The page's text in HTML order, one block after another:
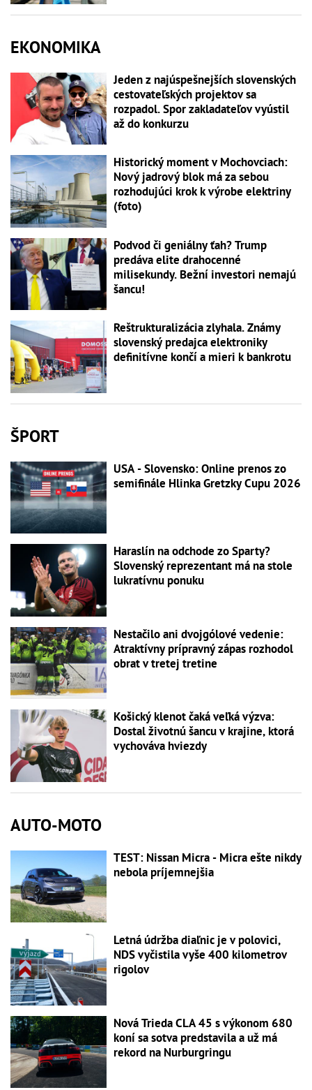
EKONOMIKA
Jeden z najúspešnejších slovenských
cestovateľských projektov sa
rozpadol. Spor zakladateľov vyústil
až do konkurzu
Historický moment v Mochovciach:
Nový jadrový blok má za sebou
rozhodujúci krok k výrobe elektriny
(foto)
Podvod či geniálny ťah? Trump
predáva elite drahocenné
milisekundy. Bežní investori nemajú
šancu!
Reštrukturalizácia zlyhala. Známy
slovenský predajca elektroniky
definitívne končí a mieri k bankrotu
ŠPORT
USA - Slovensko: Online prenos zo
semifinále Hlinka Gretzky Cupu 2026
Haraslín na odchode zo Sparty?
Slovenský reprezentant má na stole
lukratívnu ponuku
Nestačilo ani dvojgólové vedenie:
Atraktívny prípravný zápas rozhodol
obrat v tretej tretine
Košický klenot čaká veľká výzva:
Dostal životnú šancu v krajine, ktorá
vychováva hviezdy
AUTO-MOTO
TEST: Nissan Micra - Micra ešte nikdy
nebola príjemnejšia
Letná údržba diaľnic je v polovici,
NDS vyčistila vyše 400 kilometrov
rigolov
Nová Trieda CLA 45 s výkonom 680
koní sa sotva predstavila a už má
rekord na Nurburgringu